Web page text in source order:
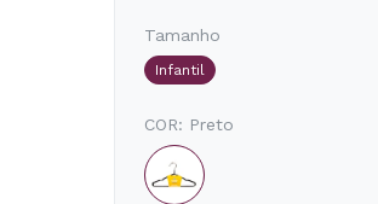
Tamanho
Infantil
COR: Preto